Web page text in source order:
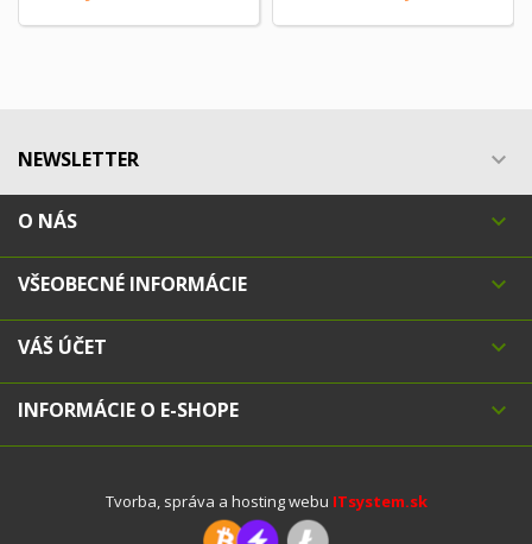
NEWSLETTER 
O NÁS 
VŠEOBECNÉ INFORMÁCIE 
VÁŠ ÚČET 
INFORMÁCIE O E-SHOPE 
Tvorba, správa a hosting webu ITsystem.sk